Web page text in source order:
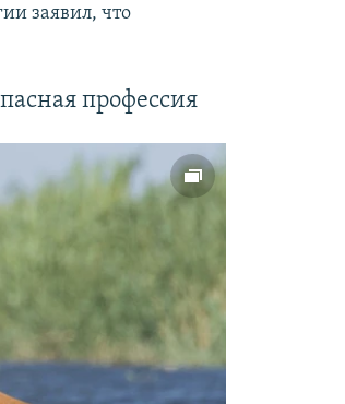
заявил, что
профессия